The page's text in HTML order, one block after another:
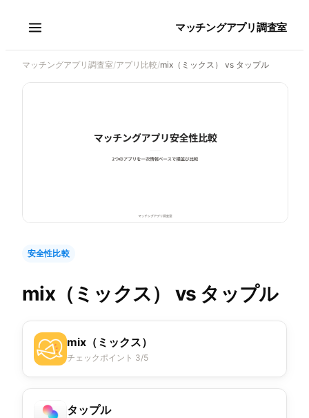
マッチングアプリ調査室
マッチングアプリ調査室/アプリ比較/mix（ミックス） vs タップル
安全性比較
mix（ミックス） vs タップル
mix（ミックス）
チェックポイント 3/5
タップル